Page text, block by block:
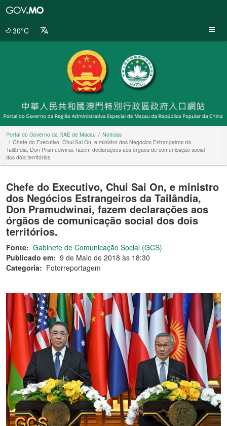
30°C
Portal do Governo da RAE de Macau
Notícias
Chefe do Executivo, Chui Sai On, e ministro dos Negócios Estrangeiros da
Tailândia, Don Pramudwinai, fazem declarações aos órgãos de comunicação social
dos dois territórios.
Chefe do Executivo, Chui Sai On, e ministro
dos Negócios Estrangeiros da Tailândia,
Don Pramudwinai, fazem declarações aos
órgãos de comunicação social dos dois
territórios.
Fonte: Gabinete de Comunicação Social (GCS)
Publicado em: 9 de Maio de 2018 às 18:30
Categoria: Fotorreportagem